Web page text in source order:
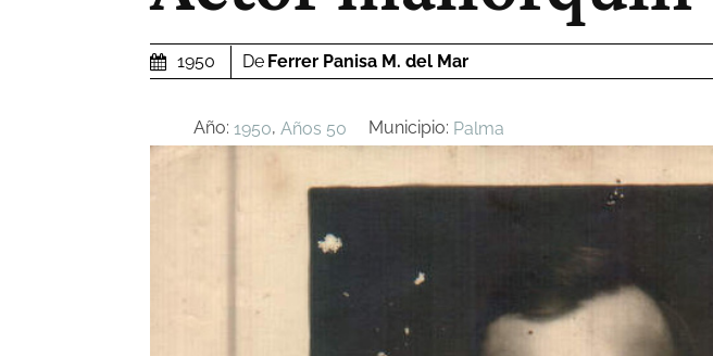
1950 De Ferrer Panisa M. del Mar
Año: 1950, Años 50 Municipio: Palma